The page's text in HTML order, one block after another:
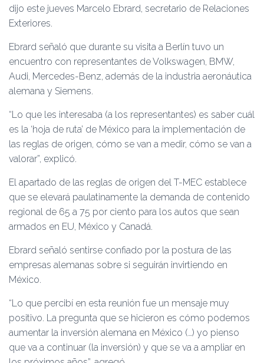
dijo este jueves Marcelo Ebrard, secretario de Relaciones
Exteriores.
Ebrard señaló que durante su visita a Berlín tuvo un
encuentro con representantes de Volkswagen, BMW,
Audi, Mercedes-Benz, además de la industria aeronáutica
alemana y Siemens.
“Lo que les interesaba (a los representantes) es saber cuál
es la ‘hoja de ruta’ de México para la implementación de
las reglas de origen, cómo se van a medir, cómo se van a
valorar”, explicó.
El apartado de las reglas de origen del T-MEC establece
que se elevará paulatinamente la demanda de contenido
regional de 65 a 75 por ciento para los autos que sean
armados en EU, México y Canadá.
Ebrard señaló sentirse confiado por la postura de las
empresas alemanas sobre si seguirán invirtiendo en
México.
“Lo que percibí en esta reunión fue un mensaje muy
positivo. La pregunta que se hicieron es cómo podemos
aumentar la inversión alemana en México (…) yo pienso
que va a continuar (la inversión) y que se va a ampliar en